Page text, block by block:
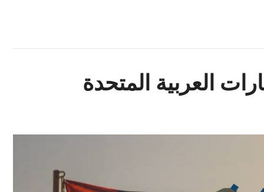
العربية المتحدة